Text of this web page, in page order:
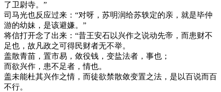
了卫尉寺。”
司马光也反应过来：“对呀，苏明润给苏轶定的亲，就是毕仲
游的幼妹，是该避嫌。”
将信打开念了出来：“昔王安石以兴作之说动先帝，而患财不
足也，故凡政之可得民财者无不举。
盖散青苗，置市易，敛役钱，变盐法者，事也；
而欲兴作，患不足者，情也。
盖未能杜其兴作之情，而徒欲禁散敛变置之法，是以百说而百
不行。